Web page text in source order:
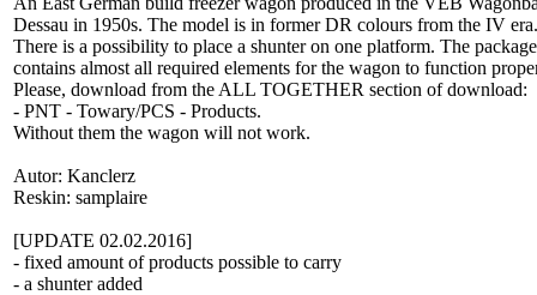
Dessau in 1950s. The model is in former DR colours from the IV era.
There is a possibility to place a shunter on one platform. The package
contains almost all required elements for the wagon to function
Please, download from the ALL TOGETHER section of download:
- PNT - Towary/PCS - Products.
Without them the wagon will not work.
Autor: Kanclerz
Reskin: samplaire
[UPDATE 02.02.2016]
- fixed amount of products possible to carry
- a shunter added